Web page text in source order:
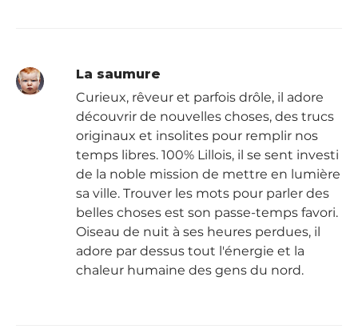
La saumure
Curieux, rêveur et parfois drôle, il adore
découvrir de nouvelles choses, des trucs
originaux et insolites pour remplir nos
temps libres. 100% Lillois, il se sent investi
de la noble mission de mettre en lumière
sa ville. Trouver les mots pour parler des
belles choses est son passe-temps favori.
Oiseau de nuit à ses heures perdues, il
adore par dessus tout l'énergie et la
chaleur humaine des gens du nord.